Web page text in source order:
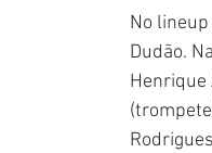
No
Dudão.
Henrique